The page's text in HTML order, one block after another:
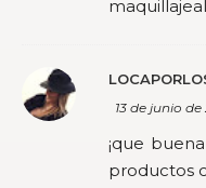
13 de junio de
¡que
productos